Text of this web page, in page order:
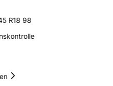
R18 98